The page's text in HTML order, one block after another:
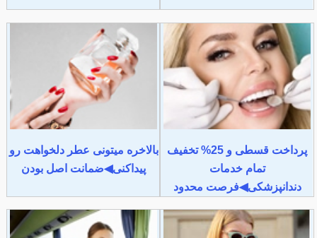
پرداخت قسطی و 25% تخفیف
تمام خدمات
دندانپزشکی◀فرصت محدود
بالاخره میتونی عطر دلخواهت رو
پیداکنی◀ضمانت اصل بودن